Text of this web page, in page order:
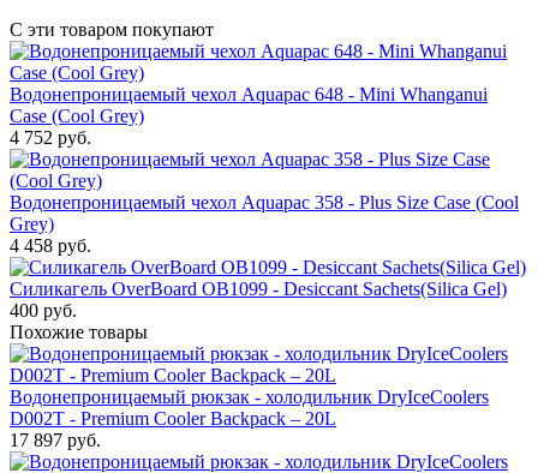
С эти товаром покупают
Водонепроницаемый чехол Aquapac 648 - Mini Whanganui
Case (Cool Grey)
4 752 руб.
Водонепроницаемый чехол Aquapac 358 - Plus Size Case (Cool
Grey)
4 458 руб.
Силикагель OverBoard OB1099 - Desiccant Sachets(Silica Gel)
400 руб.
Похожие товары
Водонепроницаемый рюкзак - холодильник DryIceCoolers
D002T - Premium Cooler Backpack – 20L
17 897 руб.